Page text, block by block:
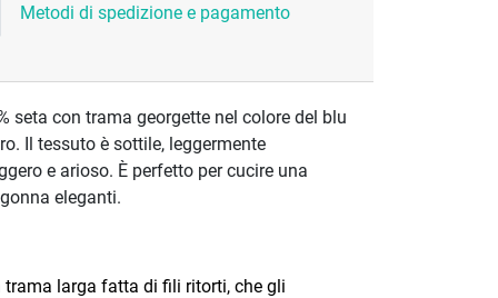
Metodi di spedizione e pagamento
seta con trama georgette nel colore del blu
Il tessuto è sottile, leggermente
e arioso. È perfetto per cucire una
eleganti.
trama larga fatta di fili ritorti, che gli